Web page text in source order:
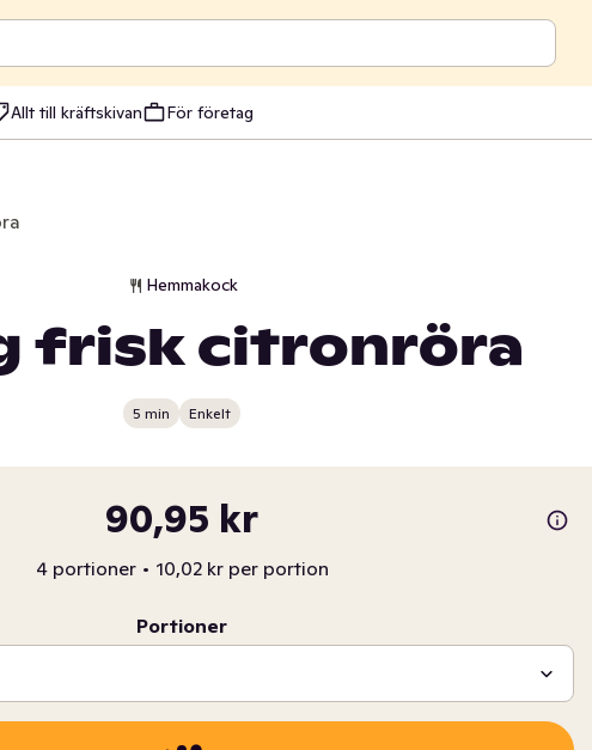
Allt till kräftskivan För företag
Hemmakock
frisk citronröra
5 min Enkelt
90,95 kr
4 portioner • 10,02 kr per portion
Portioner